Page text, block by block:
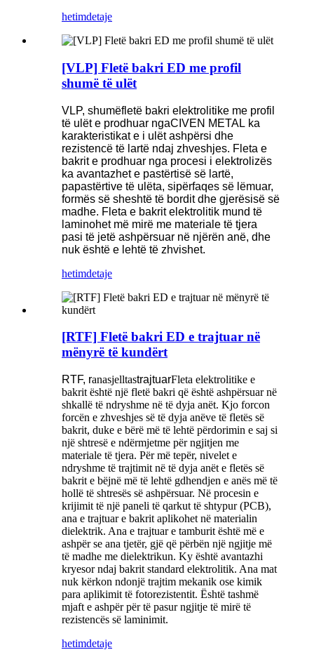
hetimdetaje
[VLP] Fletë bakri ED me profil
shumë të ulët
VLP, shumëfletë bakri elektrolitike me profil
të ulët e prodhuar ngaCIVEN METAL ka
karakteristikat e i ulët ashpërsi dhe
rezistencë të lartë ndaj zhveshjes. Fleta e
bakrit e prodhuar nga procesi i elektrolizës
ka avantazhet e pastërtisë së lartë,
papastërtive të ulëta, sipërfaqes së lëmuar,
formës së sheshtë të bordit dhe gjerësisë së
madhe. Fleta e bakrit elektrolitik mund të
laminohet më mirë me materiale të tjera
pasi të jetë ashpërsuar në njërën anë, dhe
nuk është e lehtë të zhvishet.
hetimdetaje
[RTF] Fletë bakri ED e trajtuar në
mënyrë të kundërt
RTF, ranasjelltastrajtuarFleta elektrolitike e
bakrit është një fletë bakri që është ashpërsuar në
shkallë të ndryshme në të dyja anët. Kjo forcon
forcën e zhveshjes së të dyja anëve të fletës së
bakrit, duke e bërë më të lehtë përdorimin e saj si
një shtresë e ndërmjetme për ngjitjen me
materiale të tjera. Për më tepër, nivelet e
ndryshme të trajtimit në të dyja anët e fletës së
bakrit e bëjnë më të lehtë gdhendjen e anës më të
hollë të shtresës së ashpërsuar. Në procesin e
krijimit të një paneli të qarkut të shtypur (PCB),
ana e trajtuar e bakrit aplikohet në materialin
dielektrik. Ana e trajtuar e tamburit është më e
ashpër se ana tjetër, gjë që përbën një ngjitje më
të madhe me dielektrikun. Ky është avantazhi
kryesor ndaj bakrit standard elektrolitik. Ana mat
nuk kërkon ndonjë trajtim mekanik ose kimik
para aplikimit të fotorezistentit. Është tashmë
mjaft e ashpër për të pasur ngjitje të mirë të
rezistencës së laminimit.
hetimdetaje